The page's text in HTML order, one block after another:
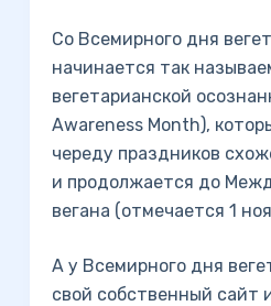
Со Всемирного дня
начинается так
вегетарианской
Awareness Month),
череду праздников
и продолжается до
вегана (отмечается 1
А у Всемирного дня
свой собственный сайт